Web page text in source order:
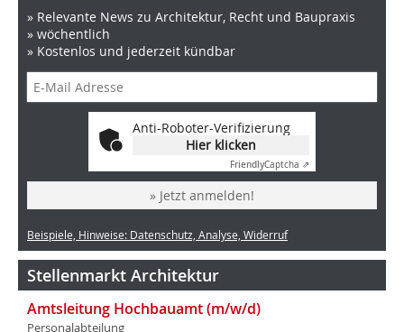
» Relevante News zu Architektur, Recht und Baupraxis
» wöchentlich
» Kostenlos und jederzeit kündbar
Anti-Roboter-Verifizierung
Hier klicken
FriendlyCaptcha ⇗
» Jetzt anmelden!
Beispiele, Hinweise: Datenschutz, Analyse, Widerruf
Stellenmarkt Architektur
Amtsleitung Hochbauamt (m/w/d)
Personalabteilung